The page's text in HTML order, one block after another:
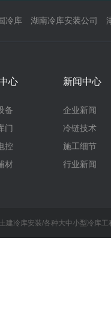
冷库 湖南冷库安装公司
心
备
门
控
材
新闻中心
企业新闻
冷链技术
施工细节
行业新闻
建冷库安装/各种大中小型冷库